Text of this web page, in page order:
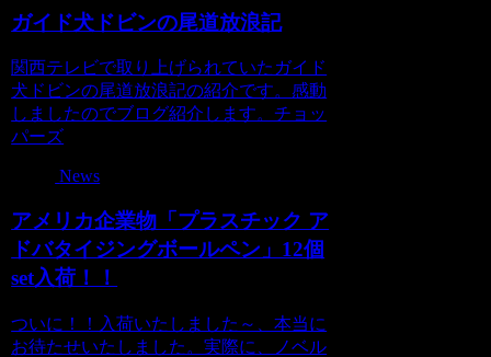
ガイド犬ドビンの尾道放浪記
関西テレビで取り上げられていたガイド
犬ドビンの尾道放浪記の紹介です。感動
しましたのでブログ紹介します。チョッ
パーズ
News
アメリカ企業物「プラスチック ア
ドバタイジングボールペン」12個
set入荷！！
ついに！！入荷いたしました～、本当に
お待たせいたしました。実際に、ノベル